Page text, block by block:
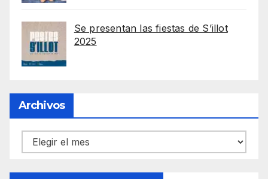
Se presentan las fiestas de S’illot
2025
Archivos
Archivos